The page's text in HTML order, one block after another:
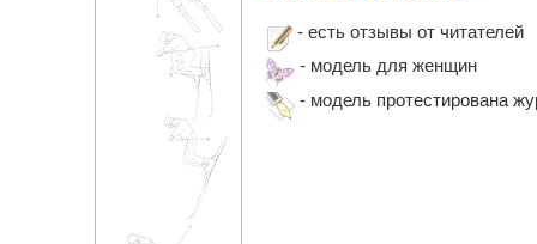
- есть отзывы от читателей
- модель для женщин
- модель протестирована